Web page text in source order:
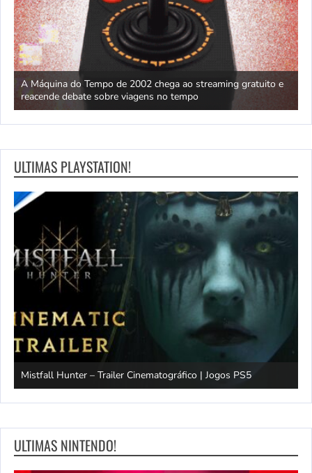
A Máquina do Tempo de 2002 chega ao streaming gratuito e
reacende debate sobre viagens no tempo
ULTIMAS PLAYSTATION!
Mistfall Hunter – Trailer Cinematográfico | Jogos PS5
ULTIMAS NINTENDO!